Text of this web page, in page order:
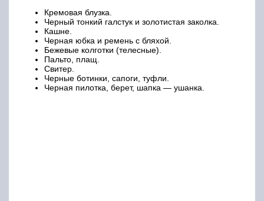
Кремовая блузка.
Черный тонкий галстук и золотистая заколка.
Кашне.
Черная юбка и ремень с бляхой.
Бежевые колготки (телесные).
Пальто, плащ.
Свитер.
Черные ботинки, сапоги, туфли.
Черная пилотка, берет, шапка — ушанка.